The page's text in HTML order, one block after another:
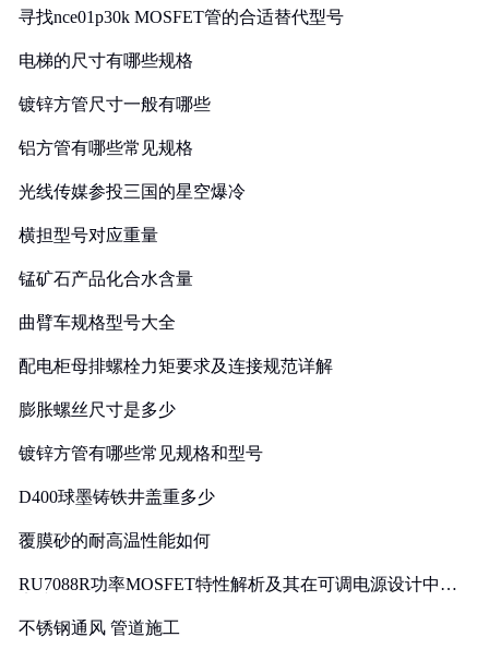
寻找nce01p30k MOSFET管的合适替代型号
电梯的尺寸有哪些规格
镀锌方管尺寸一般有哪些
铝方管有哪些常见规格
光线传媒参投三国的星空爆冷
横担型号对应重量
锰矿石产品化合水含量
曲臂车规格型号大全
配电柜母排螺栓力矩要求及连接规范详解
膨胀螺丝尺寸是多少
镀锌方管有哪些常见规格和型号
D400球墨铸铁井盖重多少
覆膜砂的耐高温性能如何
RU7088R功率MOSFET特性解析及其在可调电源设计中的
不锈钢通风 管道施工